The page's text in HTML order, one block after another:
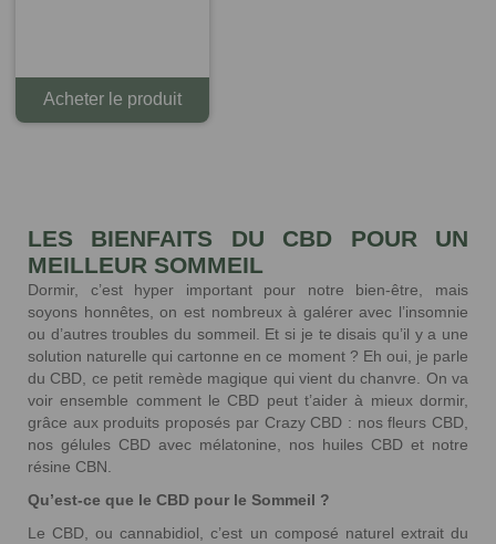
Acheter le produit
LES BIENFAITS DU CBD POUR UN
MEILLEUR SOMMEIL
Dormir, c’est hyper important pour notre bien-être, mais
soyons honnêtes, on est nombreux à galérer avec l’insomnie
ou d’autres troubles du sommeil. Et si je te disais qu’il y a une
solution naturelle qui cartonne en ce moment ? Eh oui, je parle
du CBD, ce petit remède magique qui vient du chanvre. On va
voir ensemble comment le CBD peut t’aider à mieux dormir,
grâce aux produits proposés par Crazy CBD : nos fleurs CBD,
nos gélules CBD avec mélatonine, nos huiles CBD et notre
résine CBN.
Qu’est-ce que le CBD pour le Sommeil ?
Le CBD, ou cannabidiol, c’est un composé naturel extrait du